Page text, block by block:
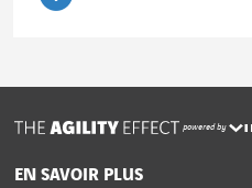
powered by
EN SAVOIR PLUS